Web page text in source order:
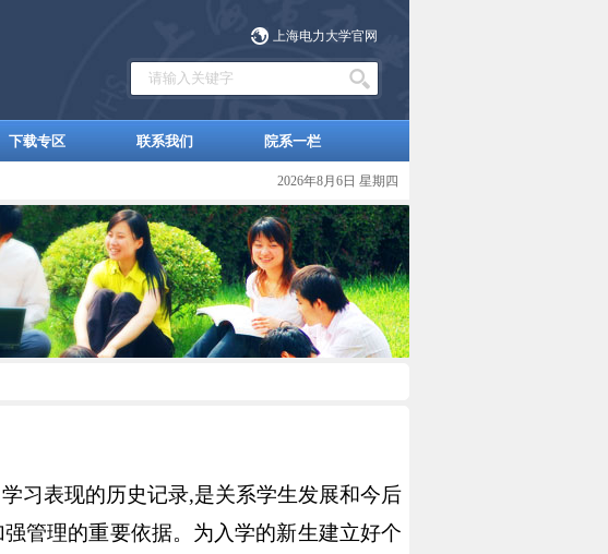
上海电力大学官网
下载专区 联系我们 院系一栏
2026年8月6日 星期四
习表现的历史记录,是关系学生发展和今后
管理的重要依据。为入学的新生建立好个